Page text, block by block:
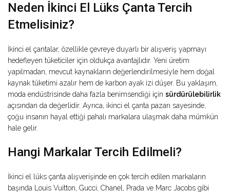
Neden İkinci El Lüks Çanta Tercih
Etmelisiniz?
İkinci el çantalar, özellikle çevreye duyarlı bir alışveriş yapmayı
hedefleyen tüketiciler için oldukça avantajlıdır. Yeni üretim
yapılmadan, mevcut kaynakların değerlendirilmesiyle hem doğal
kaynak tüketimi azalır hem de karbon ayak izi düşer. Bu yaklaşım,
moda endüstrisinde daha fazla benimsendiği için sürdürülebilirlik
açısından da değerlidir. Ayrıca, ikinci el çanta pazarı sayesinde,
çoğu insanın hayal ettiği pahalı markalara ulaşmak daha mümkün
hale gelir.
Hangi Markalar Tercih Edilmeli?
İkinci el lüks çanta alışverişinde en çok tercih edilen markaların
başında Louis Vuitton, Gucci, Chanel, Prada ve Marc Jacobs gibi